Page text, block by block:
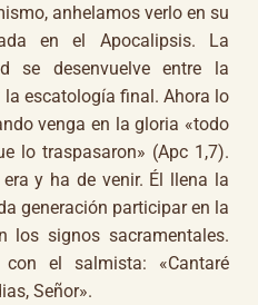
anhelamos verlo en su
en el Apocalipsis. La
se desenvuelve entre la
escatología final. Ahora lo
venga en la gloria «todo
lo traspasaron» (Apc 1,7).
y ha de venir. Él llena la
generación participar en la
los signos sacramentales.
el salmista: «Cantaré
Señor».